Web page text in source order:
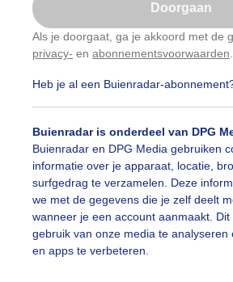
Doorgaan
Als je doorgaat, ga je akkoord met de
privacy- en abonnementsvoorwaarden
Heb je al een Buienradar-
Buienradar is onderdeel van DPG
Buienradar en DPG Media gebruiken
informatie over je apparaat, locatie,
surfgedrag te verzamelen. Deze
we met de gegevens die je zelf deelt
wanneer je een account aanmaakt.
gebruik van onze media te analyseren
en apps te verbeteren.
uur
Jan Simmes Gemaakt: 04-09-2025,
Nu niet, misschien
Gebruik je Safari en wil je niet elke
Klikhierom dit aan te